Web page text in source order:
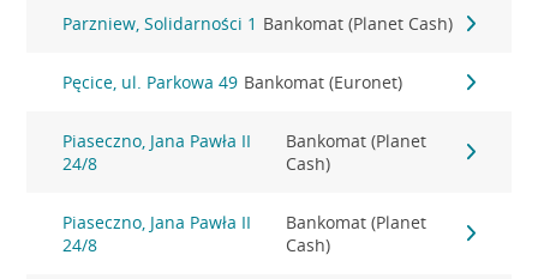
Parzniew, Solidarności 1 Bankomat (Planet Cash)
Pęcice, ul. Parkowa 49 Bankomat (Euronet)
Piaseczno, Jana Pawła II
24/8
Bankomat (Planet
Cash)
Piaseczno, Jana Pawła II
24/8
Bankomat (Planet
Cash)